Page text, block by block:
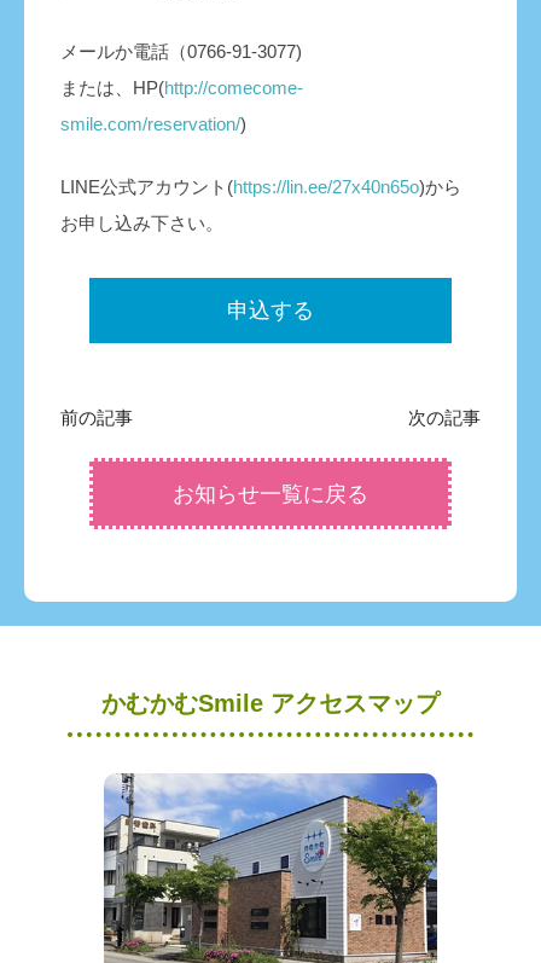
メールか電話（0766-91-3077)
または、HP(http://comecome-
smile.com/reservation/)
LINE公式アカウント(https://lin.ee/27x40n65o)から
お申し込み下さい。
申込する
前の記事 次の記事
お知らせ一覧に戻る
かむかむSmile アクセスマップ